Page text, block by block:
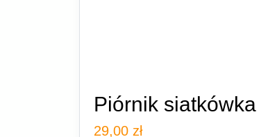
Piórnik siatkówka
29,00 zł